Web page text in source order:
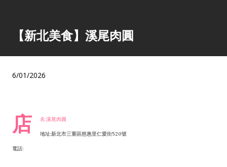
【新北美食】溪尾肉圓
6/01/2026
店 名:溪尾肉圓
地址:新北市三重區慈惠里仁愛街520號
電話: